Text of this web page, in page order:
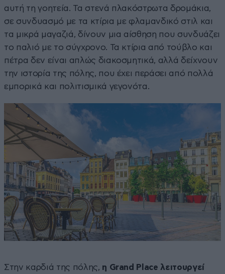
αυτή τη γοητεία. Τα στενά πλακόστρωτα δρομάκια,
σε συνδυασμό με τα κτίρια με φλαμανδικό στιλ και
τα μικρά μαγαζιά, δίνουν μια αίσθηση που συνδυάζει
το παλιό με το σύγχρονο. Τα κτίρια από τούβλο και
πέτρα δεν είναι απλώς διακοσμητικά, αλλά δείχνουν
την ιστορία της πόλης, που έχει περάσει από πολλά
εμπορικά και πολιτισμικά γεγονότα.
Στην καρδιά της πόλης, η Grand Place λειτουργεί